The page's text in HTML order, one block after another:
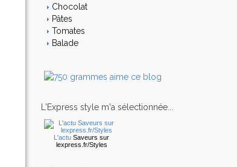
Chocolat
Pâtes
Tomates
Balade
L'Express style m'a sélectionnée...
L'actu Saveurs sur
lexpress.fr/Styles